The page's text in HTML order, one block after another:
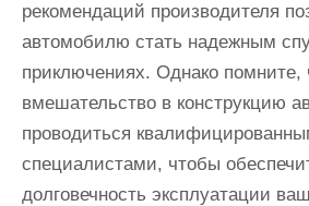
рекомендаций производителя
автомобилю стать надежным
приключениях. Однако помните,
вмешательство в конструкцию
проводиться
специалистами, чтобы
долговечность эксплуатации